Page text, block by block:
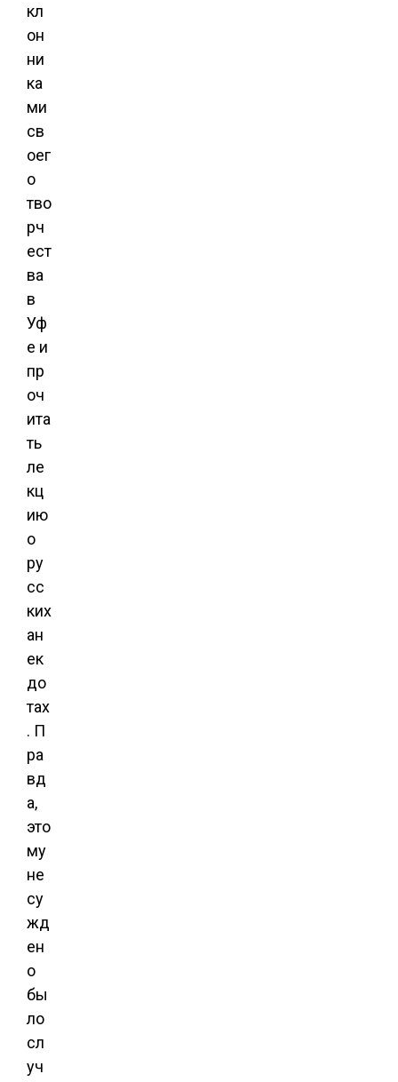
кл
он
ни
ка
ми
св
оег
о
тво
рч
ест
ва
в
Уф
е и
пр
оч
ита
ть
ле
кц
ию
о
ру
сс
ких
ан
ек
до
тах
. П
ра
вд
а,
это
му
не
су
жд
ен
о
бы
ло
сл
уч